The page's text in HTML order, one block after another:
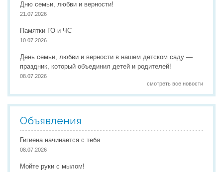
Дню семьи, любви и верности!
21.07.2026
Памятки ГО и ЧС
10.07.2026
День семьи, любви и верности в нашем детском саду —
праздник, который объединил детей и родителей!
08.07.2026
смотреть все новости
Объявления
Гигиена начинается с тебя
08.07.2026
Мойте руки с мылом!